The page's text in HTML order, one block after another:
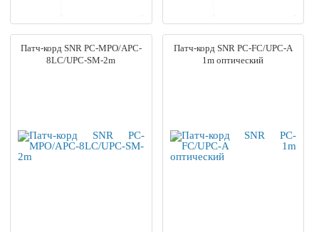
Патч-корд SNR PC-MPO/APC-
8LC/UPC-SM-2m
Патч-корд SNR PC-FC/UPC-A
1m оптический